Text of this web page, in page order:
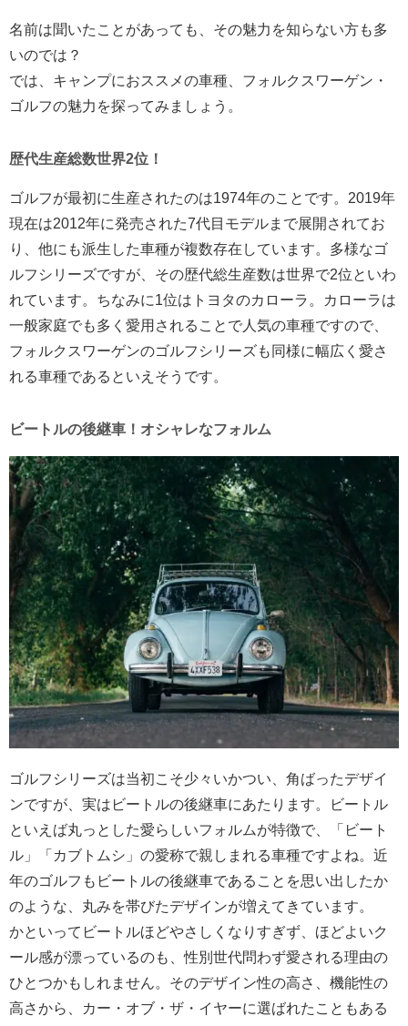
名前は聞いたことがあっても、その魅力を知らない方も多
いのでは？
では、キャンプにおススメの車種、フォルクスワーゲン・
ゴルフの魅力を探ってみましょう。
歴代生産総数世界2位！
ゴルフが最初に生産されたのは1974年のことです。2019年
現在は2012年に発売された7代目モデルまで展開されてお
り、他にも派生した車種が複数存在しています。多様なゴ
ルフシリーズですが、その歴代総生産数は世界で2位といわ
れています。ちなみに1位はトヨタのカローラ。カローラは
一般家庭でも多く愛用されることで人気の車種ですので、
フォルクスワーゲンのゴルフシリーズも同様に幅広く愛さ
れる車種であるといえそうです。
ビートルの後継車！オシャレなフォルム
ゴルフシリーズは当初こそ少々いかつい、角ばったデザイ
ンですが、実はビートルの後継車にあたります。ビートル
といえば丸っとした愛らしいフォルムが特徴で、「ビート
ル」「カブトムシ」の愛称で親しまれる車種ですよね。近
年のゴルフもビートルの後継車であることを思い出したか
のような、丸みを帯びたデザインが増えてきています。
かといってビートルほどやさしくなりすぎず、ほどよいク
ール感が漂っているのも、性別世代問わず愛される理由の
ひとつかもしれません。そのデザイン性の高さ、機能性の
高さから、カー・オブ・ザ・イヤーに選ばれたこともある